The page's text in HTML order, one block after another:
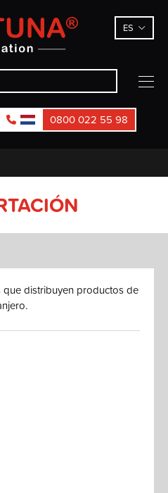
ES
0800 022 55 98
distribuyen productos de